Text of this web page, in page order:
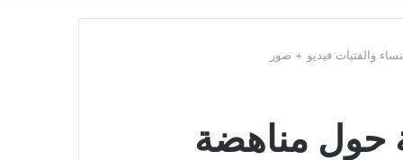
المظلم
والفتيات فيديو + صور
حول مناهضة